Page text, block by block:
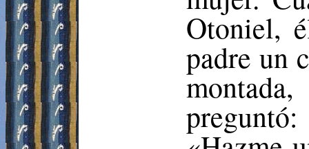
Otoniel,
padre un